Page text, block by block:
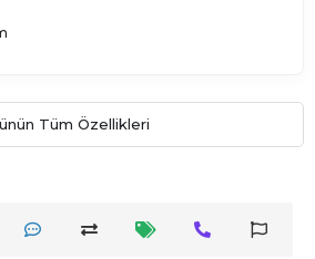
Tüm Özellikleri